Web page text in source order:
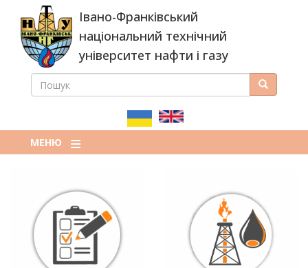
основного
вмісту
Івано-Франківський
національний технічний
університет нафти і газу
ПОШУКОВА
ПОШУК Пошук
МЕНЮ